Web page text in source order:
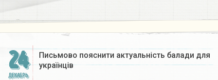
24
ДЕКАБРЬ
Письмово пояснити актуальність балади для
українців